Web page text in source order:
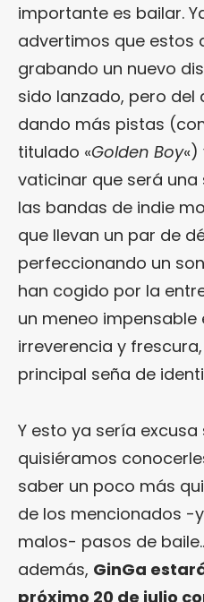
importante es bailar.
advertimos que estos
grabando un nuevo
sido lanzado, pero del
dando más pistas
titulado «Golden Boy«)
vaticinar que será
las bandas de indie
que llevan un par de
perfeccionando un
han cogido por la
un meneo impensable
irreverencia y
principal seña de
Y esto ya sería
quisiéramos
saber un poco más
de los mencionados -
malos- pasos de
además, GinGa
próximo 20 de julio